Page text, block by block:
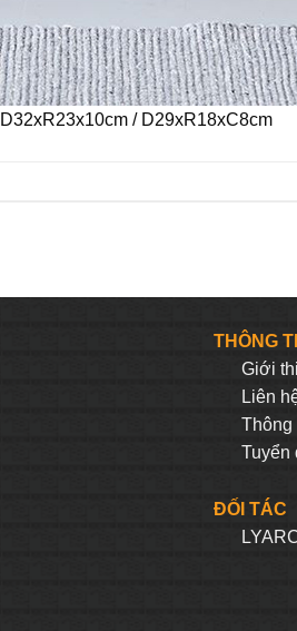
/ D29xR18xC8cm
THÔNG
Giới
Liên
Thông
Tuyển
ĐỐI TÁC